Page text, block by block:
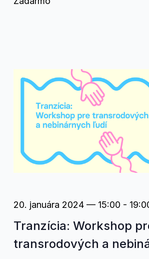
20. januára 2024 — 15:00 -
Tranzícia: Workshop
transrodových a